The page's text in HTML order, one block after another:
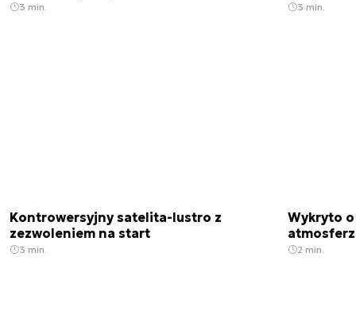
3 min. 3 min.
Kontrowersyjny satelita-lustro z
zezwoleniem na start
3 min.
Wykryto
2 min.